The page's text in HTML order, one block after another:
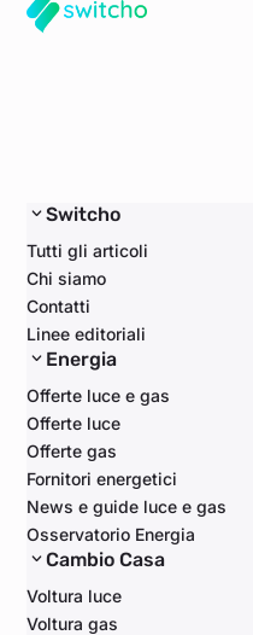
Switcho
Tutti gli articoli
Chi siamo
Contatti
Linee editoriali
Energia
Offerte luce e gas
Offerte luce
Offerte gas
Fornitori energetici
News e guide luce e gas
Osservatorio Energia
Cambio Casa
Voltura luce
Voltura gas